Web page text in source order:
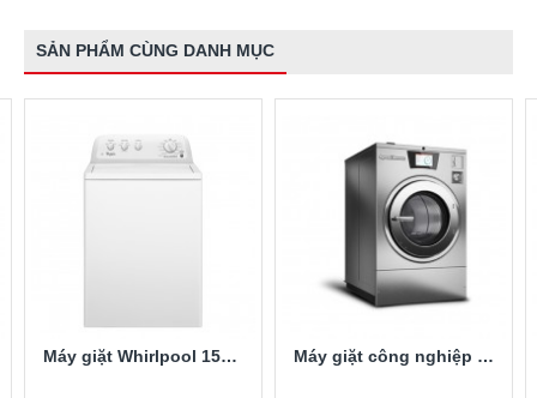
SẢN PHẨM CÙNG DANH MỤC
Máy giặt Whirlpool 15kg 3LWTW4705FW Máy giặt công nghiệp Speed Queen SCG060